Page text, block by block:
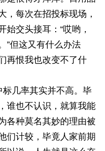
，每次在招投标现场，
始交头接耳：“哎哟，
”但这又有什么办法
再恨我也改变不了什
几率其实并不高。毕
谁也不认识，就算我能
各种莫名其妙的理由被
们计较，毕竟人家前期